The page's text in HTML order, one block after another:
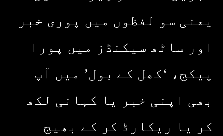
یعنی سو لفظوں میں پوری خبر
اور ساٹھ سیکنڈز میں پورا
پیکج، ‘کھل کے بول’ میں آپ
بھی اپنی خبر یا کہانی لکھ
کر یا ریکارڈ کر کے بھیج